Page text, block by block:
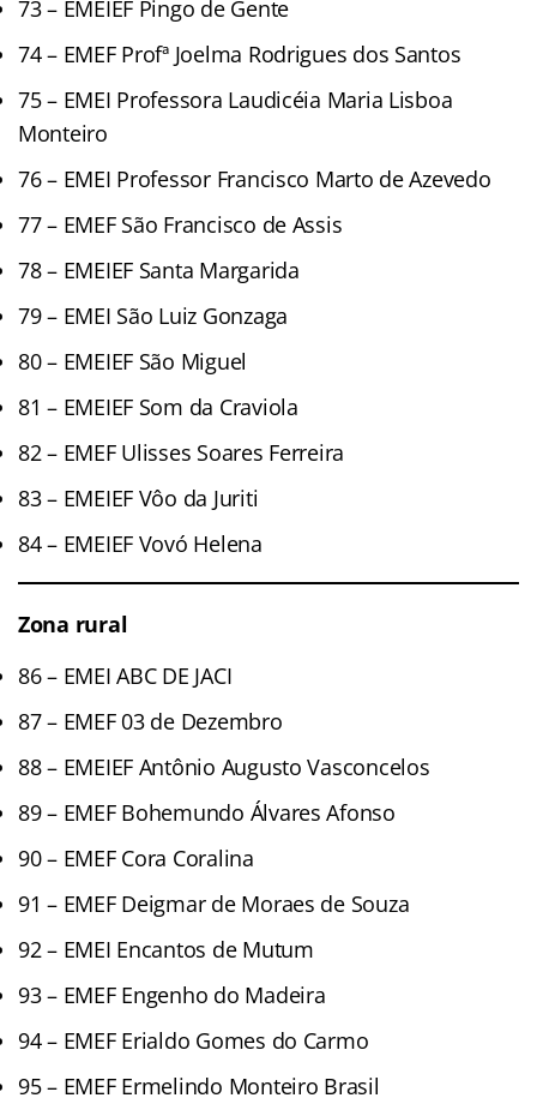
73 – EMEIEF Pingo de Gente
74 – EMEF Profª Joelma Rodrigues dos Santos
75 – EMEI Professora Laudicéia Maria Lisboa
Monteiro
76 – EMEI Professor Francisco Marto de Azevedo
77 – EMEF São Francisco de Assis
78 – EMEIEF Santa Margarida
79 – EMEI São Luiz Gonzaga
80 – EMEIEF São Miguel
81 – EMEIEF Som da Craviola
82 – EMEF Ulisses Soares Ferreira
83 – EMEIEF Vôo da Juriti
84 – EMEIEF Vovó Helena
Zona rural
86 – EMEI ABC DE JACI
87 – EMEF 03 de Dezembro
88 – EMEIEF Antônio Augusto Vasconcelos
89 – EMEF Bohemundo Álvares Afonso
90 – EMEF Cora Coralina
91 – EMEF Deigmar de Moraes de Souza
92 – EMEI Encantos de Mutum
93 – EMEF Engenho do Madeira
94 – EMEF Erialdo Gomes do Carmo
95 – EMEF Ermelindo Monteiro Brasil